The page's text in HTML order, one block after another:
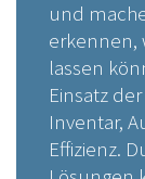
und
erkennen,
lassen
Einsatz
Inventar,
Effizienz.